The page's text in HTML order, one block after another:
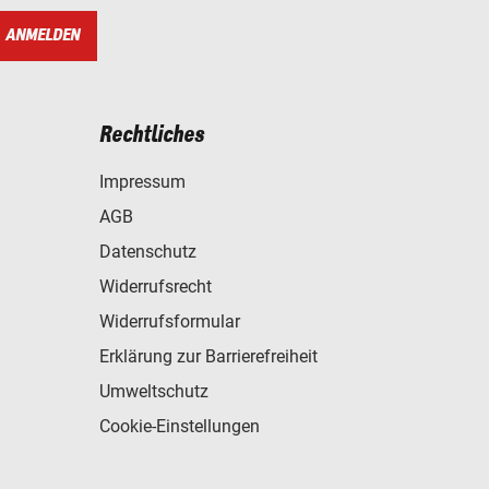
ANMELDEN
Rechtliches
Impressum
AGB
Datenschutz
Widerrufsrecht
Widerrufsformular
Erklärung zur Barrierefreiheit
Umweltschutz
Cookie-Einstellungen